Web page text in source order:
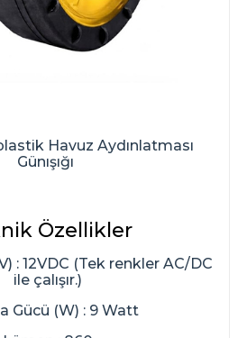
Havuz Aydınlatması
Günışığı
Özellikler
: 12VDC (Tek renkler AC/DC
ile çalışır.)
Gücü (W) : 9 Watt